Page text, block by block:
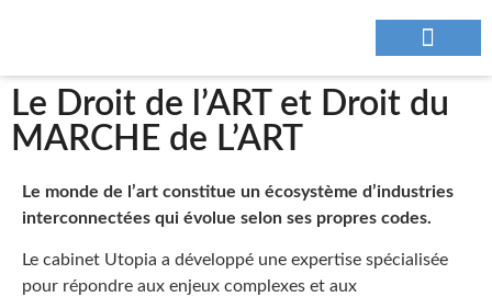
Le Droit de l’ART et Droit du
MARCHE de L’ART
Le monde de l’art constitue un écosystème d’industries
interconnectées qui évolue selon ses propres codes.
Le cabinet Utopia a développé une expertise spécialisée
pour répondre aux enjeux complexes et aux